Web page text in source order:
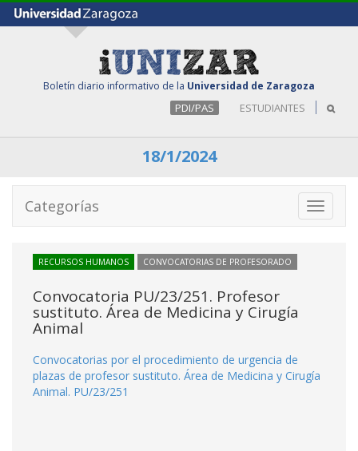
Boletín diario informativo de la Universidad de Zaragoza
PDI/PAS ESTUDIANTES
18/1/2024
Toggle
Categorías
RECURSOS HUMANOS CONVOCATORIAS DE PROFESORADO
Convocatoria PU/23/251. Profesor
sustituto. Área de Medicina y Cirugía
Animal
Convocatorias por el procedimiento de urgencia de
plazas de profesor sustituto. Área de Medicina y Cirugía
Animal. PU/23/251